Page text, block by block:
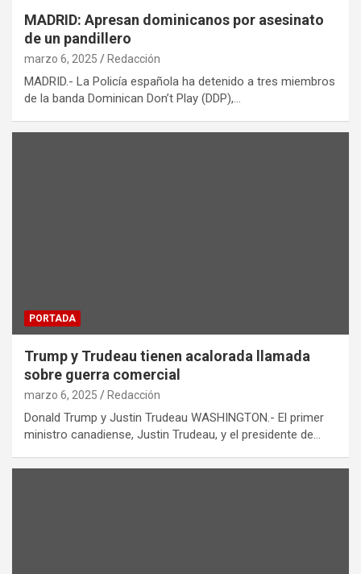
MADRID: Apresan dominicanos por asesinato
de un pandillero
marzo 6, 2025 Redacción
MADRID.- La Policía española ha detenido a tres miembros
de la banda Dominican Don’t Play (DDP),…
PORTADA
Trump y Trudeau tienen acalorada llamada
sobre guerra comercial
marzo 6, 2025 Redacción
Donald Trump y Justin Trudeau WASHINGTON.- El primer
ministro canadiense, Justin Trudeau, y el presidente de…